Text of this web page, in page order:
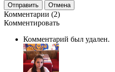
Отправить Отмена
Комментарии (2)
Комментировать
Комментарий был удален.